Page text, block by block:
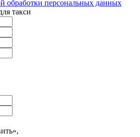
обработки персональных данных
такси